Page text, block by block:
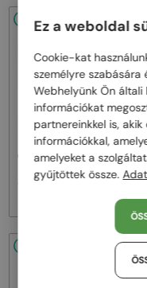
48/72
Dior—Napszemüvegek
CDIOR S1F - 35A0 D - 56
Ez a weboldal
Cookie-kat
személyre szabására
Webhelyünk Ön általi
információkat
partnereinkkel is,
információkkal,
amelyeket a
gyűjtöttek össze.